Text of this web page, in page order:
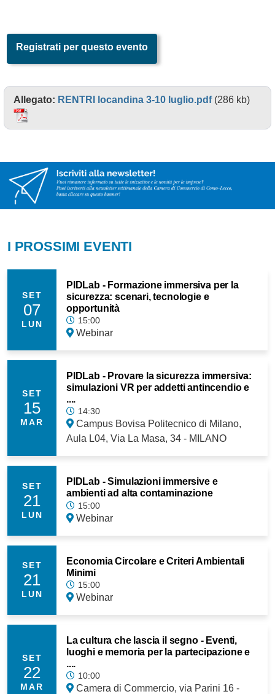
Registrati per questo evento
Allegato: RENTRI locandina 3-10 luglio.pdf(286 kb)
I PROSSIMI EVENTI
SET
07
LUN
PIDLab - Formazione immersiva per la
sicurezza: scenari, tecnologie e
opportunità
15:00
Webinar
SET
15
MAR
PIDLab - Provare la sicurezza immersiva:
simulazioni VR per addetti antincendio e
....
14:30
Campus Bovisa Politecnico di Milano,
Aula L04, Via La Masa, 34 - MILANO
SET
21
LUN
PIDLab - Simulazioni immersive e
ambienti ad alta contaminazione
15:00
Webinar
SET
21
LUN
Economia Circolare e Criteri Ambientali
Minimi
15:00
Webinar
SET
22
MAR
La cultura che lascia il segno - Eventi,
luoghi e memoria per la partecipazione e
....
10:00
Camera di Commercio, via Parini 16 -